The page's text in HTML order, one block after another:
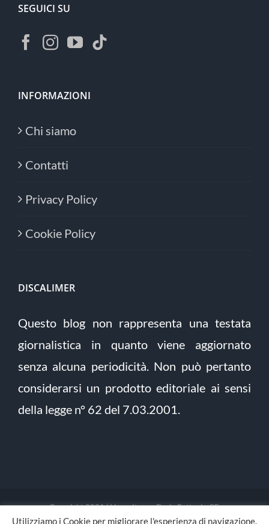
SEGUICI SU
INFORMAZIONI
Chi siamo
Contatti
Privacy Policy
Cookie Policy
DISCALIMER
Questo blog non rappresenta una testata
giornalistica in quanto viene aggiornato
senza alcuna periodicità. Non può pertanto
considerarsi un prodotto editoriale ai sensi
della legge n° 62 del 7.03.2001.
Copyright 2021 | Verso Itaca - Dario Pettoni - CF:
PTTDRA88L03F205E | Tutti i diritti riservati | Sito sviluppato da
Utilizziamo i Cookie per migliorare l'esperienza di navigazione.